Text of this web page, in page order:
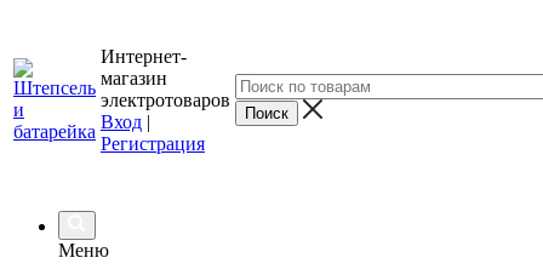
Интернет-
магазин
электротоваров
Вход |
Регистрация
Меню